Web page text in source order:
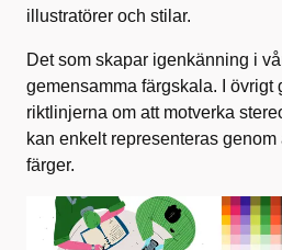
illustratörer och stilar.
Det som skapar igenkänning i
gemensamma färgskala. I övrigt
riktlinjerna om att motverka
kan enkelt representeras
färger.